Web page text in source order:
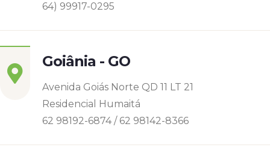
64) 99917-0295
Goiânia - GO
Avenida Goiás Norte QD 11 LT 21
Residencial Humaitá
62 98192-6874 / 62 98142-8366